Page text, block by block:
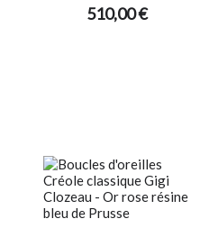
510,00 €